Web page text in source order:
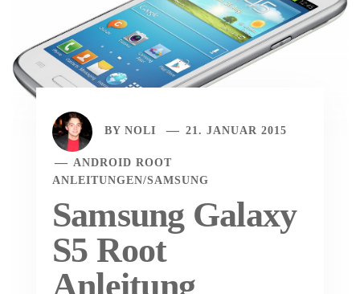
BY NOLI 21. JANUAR 2015
ANDROID ROOT
ANLEITUNGEN/SAMSUNG
Samsung Galaxy
S5 Root
Anleitung